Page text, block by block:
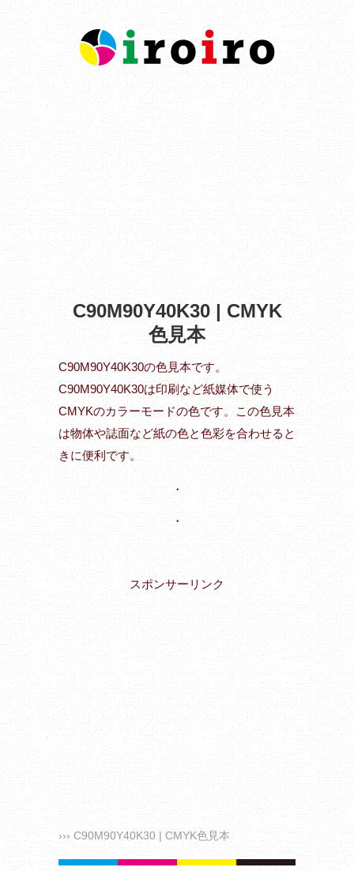
C90M90Y40K30 | CMYK
色見本
C90M90Y40K30の色見本です。
C90M90Y40K30は印刷など紙媒体で使う
CMYKのカラーモードの色です。この色見本
は物体や誌面など紙の色と色彩を合わせると
きに便利です。
・
・
スポンサーリンク
››› C90M90Y40K30 | CMYK色見本